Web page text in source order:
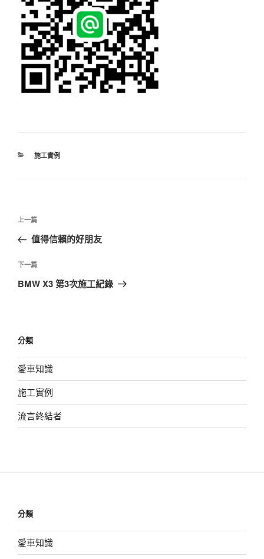
分
施工實例
文
導
覽
上
一
文
章
上一篇
值得信賴的好朋友
下
一
下一篇
BMW X3 第3次施工紀錄
分類
愛車知識
施工實例
流言終結者
分類
愛車知識